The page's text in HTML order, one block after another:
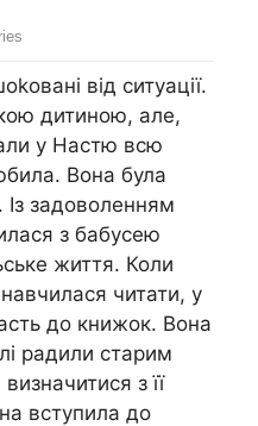
від ситуації.
дитиною, але,
у Настю всю
Вона була
задоволенням
з бабусею
життя. Коли
читати, у
до книжок. Вона
радили старим
з її
вступила до